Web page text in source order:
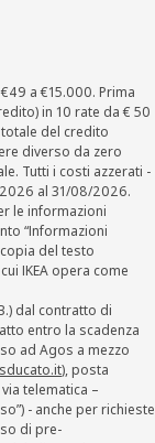
a €15.000. Prima
in 10 rate da € 50
totale del credito
diverso da zero
Tutti i costi azzerati -
al 31/08/2026.
le informazioni
“Informazioni
del testo
IKEA opera come
dal contratto di
entro la scadenza
ad Agos a mezzo
), posta
telematica –
- anche per richieste
di pre-